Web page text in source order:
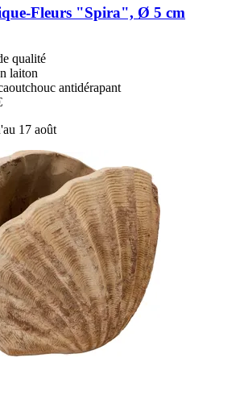
​Fleurs "Spira", Ø 5 cm
qualité
laiton
antidérapant
17 août